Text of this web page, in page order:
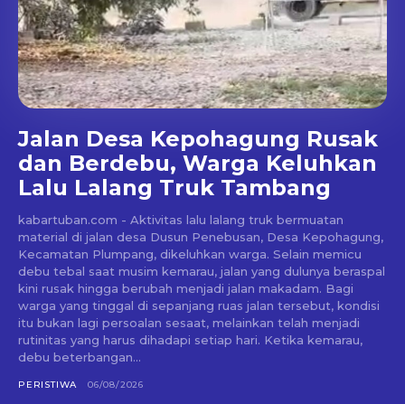
Jalan Desa Kepohagung Rusak
dan Berdebu, Warga Keluhkan
Lalu Lalang Truk Tambang
kabartuban.com - Aktivitas lalu lalang truk bermuatan
material di jalan desa Dusun Penebusan, Desa Kepohagung,
Kecamatan Plumpang, dikeluhkan warga. Selain memicu
debu tebal saat musim kemarau, jalan yang dulunya beraspal
kini rusak hingga berubah menjadi jalan makadam. Bagi
warga yang tinggal di sepanjang ruas jalan tersebut, kondisi
itu bukan lagi persoalan sesaat, melainkan telah menjadi
rutinitas yang harus dihadapi setiap hari. Ketika kemarau,
debu beterbangan...
PERISTIWA 06/08/2026